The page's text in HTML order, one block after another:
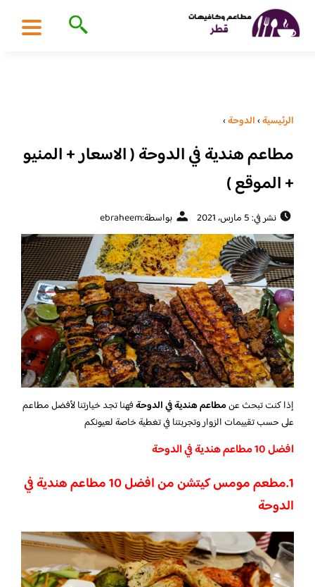
الرئيسية›الدوحة›
مطاعم هندية في الدوحة ( الاسعار + المنيو
+ الموقع )
نشر في: 5 مارس، 2021 بواسطة:ebraheem
إذا كنت تبحث عنمطاعم هندية في الدوحةفهنا تجد خيارتنا لأفضل مطاعم
على حسب تقييمات الزوار وتجربتنا في تغطية خاصة لعيونكم
افضل 10 مطاعم هندية في الدوحة
1.مطعم مومس كيتشن من افضل 10 مطاعم هندية في
الدوحة